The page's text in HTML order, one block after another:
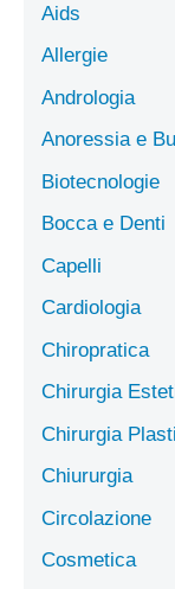
Aids
Allergie
Andrologia
Anoressia e
Biotecnologie
Bocca e Denti
Capelli
Cardiologia
Chiropratica
Chirurgia
Chirurgia
Chiururgia
Circolazione
Cosmetica